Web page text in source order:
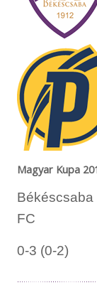
Magyar Kupa
FC
0-3 (0-2)